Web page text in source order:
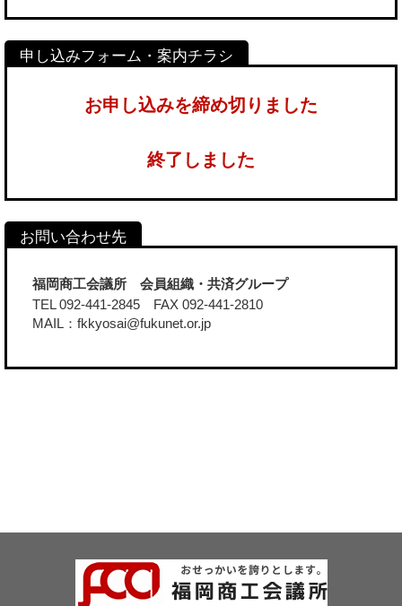
お申し込みを締め切りました
終了しました
福岡商工会議所 会員組織・共済グループ
TEL 092-441-2845 FAX 092-441-2810
MAIL：fkkyosai@fukunet.or.jp